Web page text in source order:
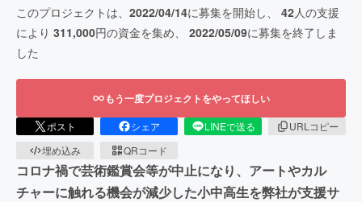
このプロジェクトは、 2022/04/14に募集を開始し、 42人の支援
により 311,000円の資金を集め、 2022/05/09に募集を終了しま
した
もう一度プロジェクトをやってほしい
ポスト シェア LINEで送る
URLコピー
埋め込み
QRコード
コロナ禍で芸術鑑賞会等が中止になり、アートやカル
チャーに触れる機会が減少した小中高生を弊社が支援サ